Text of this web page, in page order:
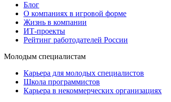
Блог
О компаниях в игровой форме
Жизнь в компании
ИТ-проекты
Рейтинг работодателей России
Молодым специалистам
Карьера для молодых специалистов
Школа программистов
Карьера в некоммерческих организациях